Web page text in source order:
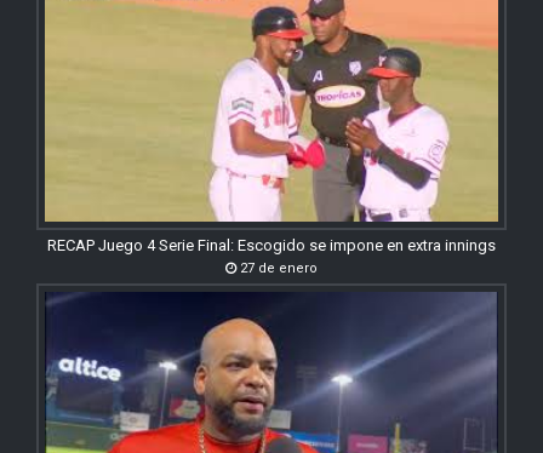
RECAP Juego 4 Serie Final: Escogido se impone en extra innings
27 de enero